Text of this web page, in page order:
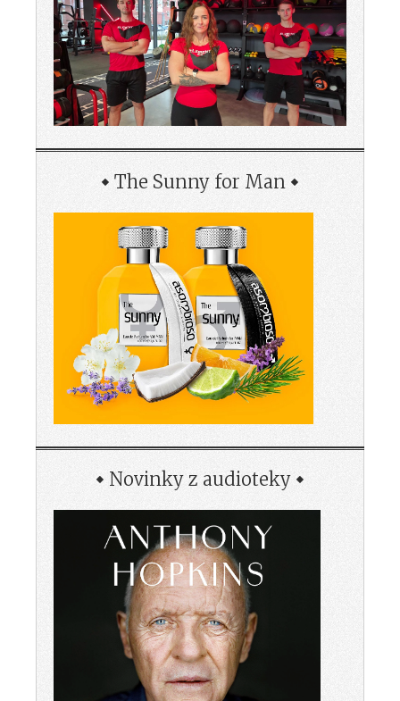
The Sunny for Man
Novinky z audioteky